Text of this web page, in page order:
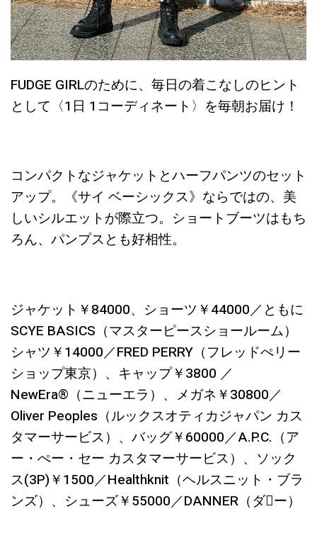
FUDGE GIRLのために、毎日の着こなしのヒント
として〈1日 1コーディネート〉を毎朝お届け！
コンパクトなジャケットとハーフパンツのセット
アップ。《サイ ベーシックス》ならではの、美
しいシルエットが際立つ。ショートブーツはもち
ろん、パンプスとも好相性。
ジャケット￥84000、ショーツ￥44000／ともに
SCYE BASICS（マスターピースショールーム）
シャツ￥14000／FRED PERRY（フレッドぺリー
ショップ東京）、キャップ￥3800 ／
NewEra®（ニューエラ）、メガネ￥30800／
Oliver Peoples（ルックスオティカジャパン カス
タマーサービス）、バッグ￥60000／A.P.C.（ア
ー・ぺー・セー カスタマーサービス）、ソック
ス(3P)￥1500／Healthknit（ヘルスニット・ブラ
ンズ）、シューズ￥55000／DANNER（ダ􀏆ー）